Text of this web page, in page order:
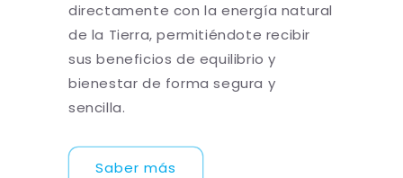
directamente con la energía natural
de la Tierra, permitiéndote recibir
sus beneficios de equilibrio y
bienestar de forma segura y
sencilla.
Saber más